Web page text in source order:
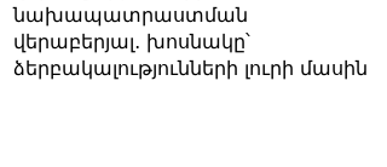
նախապատրաստման
վերաբերյալ․ խոսնակը՝
ձերբակալությունների լուրի մասին